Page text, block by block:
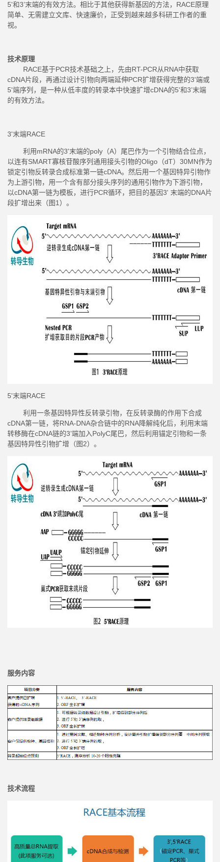
5'和3’末端的有效方法。相比于其他获得新基因的方法，RACE原理
简单、无需建立文库、快速廉价，正受到越来越多科研工作者的重
视。
技术原理
RACE基于PCR技术基础之上，先由RT-PCR从RNA中获取
cDNA片段，再通过设计引物向两端延伸PCR扩增获得完整的3'端或
5'端序列，是一种从低丰度的转录本中快速扩增cDNA的5'和3’末端
的有效方法。
3'末端RACE
利用mRNA的3'末端的poly（A）尾巴作为一个引物结合位点，
以连有SMART寡核苷酸序列通用接头引物的Oligo（dT）30MN作为
锁定引物反转录合成标准第一链cDNA。然后用一个基因特异引物作
为上游引物，用一个含有部分接头序列的通用引物作为下游引物，
以cDNA第一链为模板，进行PCR循环，把目的基因3' 末端的DNA片
段扩增出来（图1）。
5'末端RACE
利用一条基因特异性反转录引物，在反转录酶的作用下合成
cDNA第一链，将RNA-DNA杂合链中的RNA降解纯化后，利用末端
转移酶在cDNA链的3’端加入PolyC尾巴，然后利用锚定引物和一条
基因特异性引物扩增（图2）。
服务内容
技术流程